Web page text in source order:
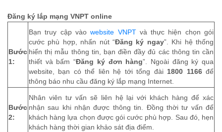
Đăng ký lắp mạng VNPT online
Bước
1:
Bạn truy cập vàowebsite VNPTvà thực hiện chọn gói
cước phù hợp, nhấn nút “Đăng ký ngay”. Khi hệ thống
hiển thị mẫu thông tin, bạn điền đầy đủ các thông tin cần
thiết và bấm “Đăng ký đơn hàng”. Ngoài đăng ký qua
website, bạn có thể liên hệ tới tổng đài 1800 1166để
thông báo nhu cầu đăng ký lắp mạng Internet.
Bước
2:
Nhân viên tư vấn sẽ liên hệ lại với khách hàng để xác
nhận sau khi nhận được thông tin. Đồng thời tư vấn để
khách hàng lựa chọn được gói cước phù hợp. Sau đó, hẹn
khách hàng thời gian khảo sát địa điểm.